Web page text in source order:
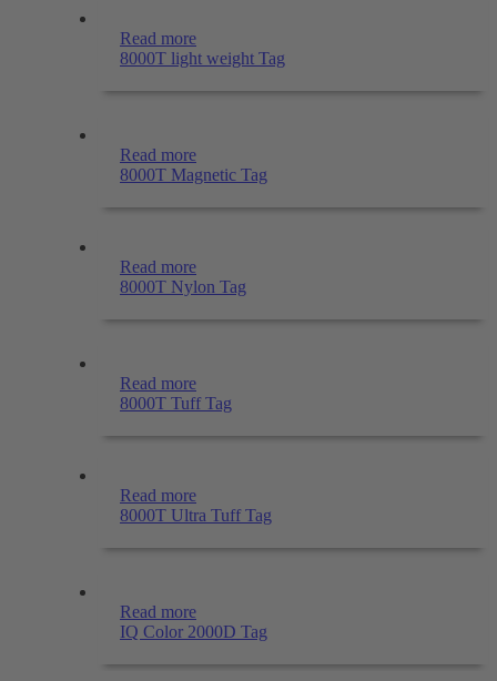
Read more
8000T light weight Tag
Read more
8000T Magnetic Tag
Read more
8000T Nylon Tag
Read more
8000T Tuff Tag
Read more
8000T Ultra Tuff Tag
Read more
IQ Color 2000D Tag